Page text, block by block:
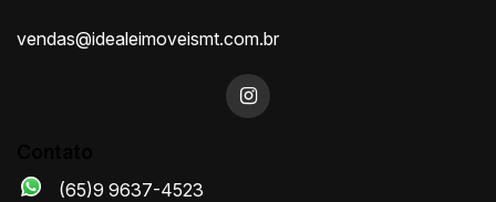
vendas@idealeimoveismt.com.br
(65)9 9637-4523